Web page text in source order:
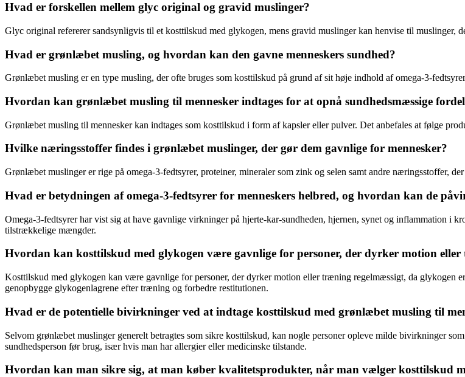
Hvad er forskellen mellem glyc original og gravid muslinger?
Glyc original refererer sandsynligvis til et kosttilskud med glykogen, mens gravid muslinger kan henvise til muslinger,
Hvad er grønlæbet musling, og hvordan kan den gavne menneskers sundhed?
Grønlæbet musling er en type musling, der ofte bruges som kosttilskud på grund af sit høje indhold af omega-3-
Hvordan kan grønlæbet musling til mennesker indtages for at opnå sundhedsmæssige
Grønlæbet musling til mennesker kan indtages som kosttilskud i form af kapsler eller pulver. Det anbefales at følge
Hvilke næringsstoffer findes i grønlæbet muslinger, der gør dem gavnlige for mennesker?
Grønlæbet muslinger er rige på omega-3-fedtsyrer, proteiner, mineraler som zink og selen samt andre næringsstoffer,
Hvad er betydningen af omega-3-fedtsyrer for menneskers helbred, og hvordan kan de
Omega-3-fedtsyrer har vist sig at have gavnlige virkninger på hjerte-kar-sundheden, hjernen, synet og inflammation i
tilstrækkelige mængder.
Hvordan kan kosttilskud med glykogen være gavnlige for personer, der dyrker motion
Kosttilskud med glykogen kan være gavnlige for personer, der dyrker motion eller træning regelmæssigt, da
genopbygge glykogenlagrene efter træning og forbedre restitutionen.
Hvad er de potentielle bivirkninger ved at indtage kosttilskud med grønlæbet musling til
Selvom grønlæbet muslinger generelt betragtes som sikre kosttilskud, kan nogle personer opleve milde bivirkninger
sundhedsperson før brug, især hvis man har allergier eller medicinske tilstande.
Hvordan kan man sikre sig, at man køber kvalitetsprodukter, når man vælger kosttilskud